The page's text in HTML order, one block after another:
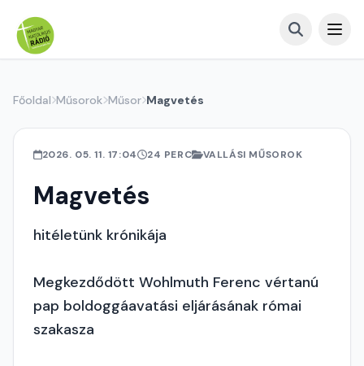
Főoldal Műsorok Műsor Magvetés
2026. 05. 11. 17:04 24 PERC VALLÁSI MŰSOROK
Magvetés
hitéletünk krónikája
Megkezdődött Wohlmuth Ferenc vértanú
pap boldoggáavatási eljárásának római
szakasza